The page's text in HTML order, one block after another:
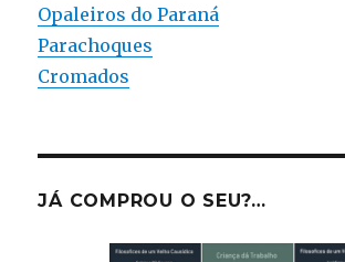
Opaleiros do Paraná
Parachoques
Cromados
JÁ COMPROU O SEU?…